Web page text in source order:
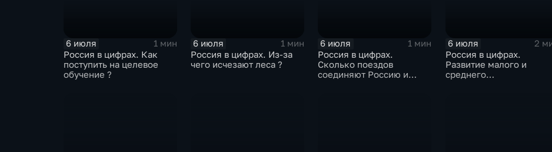
6 июля
1 мин
Россия в цифрах. Как
поступить на целевое
обучение ?
6 июля
1 мин
Россия в цифрах. Из-за
чего исчезают леса ?
6 июля
1 мин
Россия в цифрах.
Сколько поездов
соединяют Россию и
6 июля
2
Россия в цифрах.
Развитие малого и
среднего